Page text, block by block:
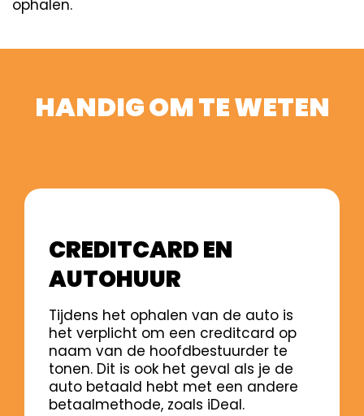
ophalen.
HANDIG OM TE WETEN
CREDITCARD EN
AUTOHUUR
Tijdens het ophalen van de auto is
het verplicht om een creditcard op
naam van de hoofdbestuurder te
tonen. Dit is ook het geval als je de
auto betaald hebt met een andere
betaalmethode, zoals iDeal.